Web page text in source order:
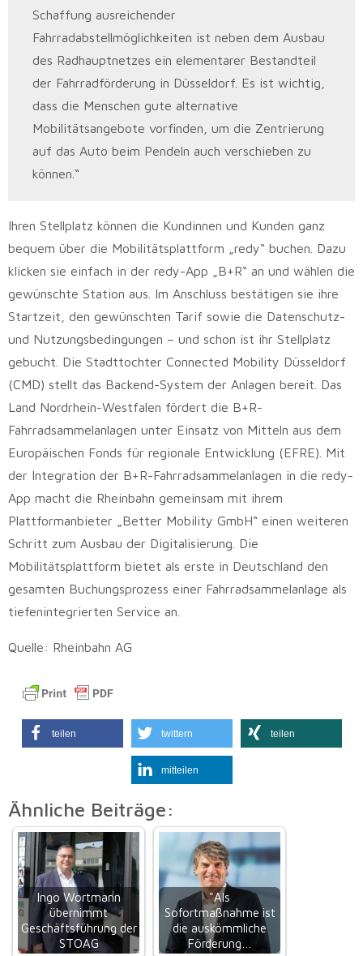
Schaffung ausreichender
Fahrradabstellmöglichkeiten ist neben dem Ausbau
des Radhauptnetzes ein elementarer Bestandteil
der Fahrradförderung in Düsseldorf. Es ist wichtig,
dass die Menschen gute alternative
Mobilitätsangebote vorfinden, um die Zentrierung
auf das Auto beim Pendeln auch verschieben zu
können.“
Ihren Stellplatz können die Kundinnen und Kunden ganz
bequem über die Mobilitätsplattform „redy“ buchen. Dazu
klicken sie einfach in der redy-App „B+R“ an und wählen die
gewünschte Station aus. Im Anschluss bestätigen sie ihre
Startzeit, den gewünschten Tarif sowie die Datenschutz-
und Nutzungsbedingungen – und schon ist ihr Stellplatz
gebucht. Die Stadttochter Connected Mobility Düsseldorf
(CMD) stellt das Backend-System der Anlagen bereit. Das
Land Nordrhein-Westfalen fördert die B+R-
Fahrradsammelanlagen unter Einsatz von Mitteln aus dem
Europäischen Fonds für regionale Entwicklung (EFRE). Mit
der Integration der B+R-Fahrradsammelanlagen in die redy-
App macht die Rheinbahn gemeinsam mit ihrem
Plattformanbieter „Better Mobility GmbH“ einen weiteren
Schritt zum Ausbau der Digitalisierung. Die
Mobilitätsplattform bietet als erste in Deutschland den
gesamten Buchungsprozess einer Fahrradsammelanlage als
tiefenintegrierten Service an.
Quelle: Rheinbahn AG
teilen twittern teilen
mitteilen
Ähnliche Beiträge:
Ingo Wortmann
übernimmt
Geschäftsführung der
STOAG
"Als
Sofortmaßnahme ist
die auskömmliche
Förderung…